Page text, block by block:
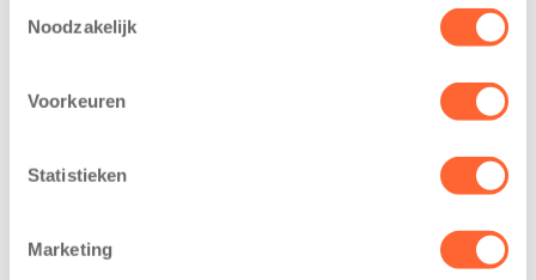
Noodzakelijk
Voorkeuren
Statistieken
Marketing
2026 – Kinderen
van BSO De
Eelde trainden
voor de Kids First
realisatie van een